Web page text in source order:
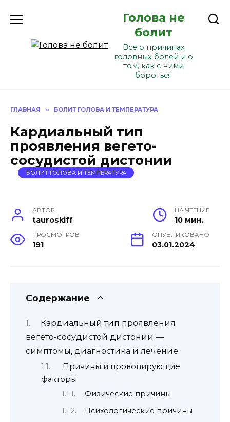
Голова не
болит
Все о причинах
головных болей и о
том, как с ними
бороться
ГЛАВНАЯ » БОЛИТ ГОЛОВА И ТЕМПЕРАТУРА
Кардиальный тип
проявления вегето-
сосудистой дистонии
БОЛИТ ГОЛОВА И ТЕМПЕРАТУРА
АВТОР
tauroskiff
НА ЧТЕНИЕ
10 мин.
ПРОСМОТРОВ
191
ОПУБЛИКОВАНО
03.01.2024
Содержание
Кардиальный тип проявления
вегето-сосудистой дистонии —
симптомы, диагностика и лечение
Причины и провоцирующие
факторы
Физические причины
Психологические причины